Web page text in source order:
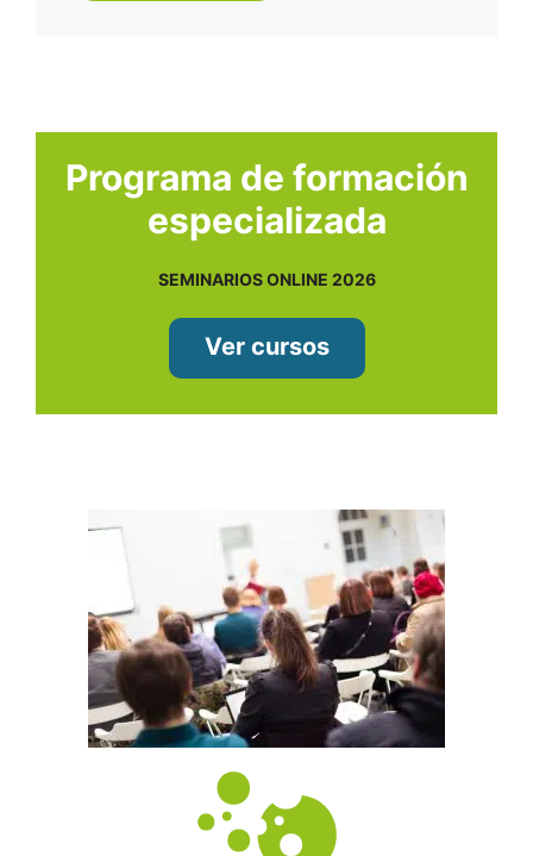
Programa de formación
especializada
SEMINARIOS ONLINE 2026
Ver cursos